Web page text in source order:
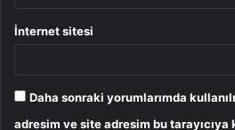
İnternet sitesi
Daha sonraki yorumlarımda
adresim ve site adresim bu tarayıcıya